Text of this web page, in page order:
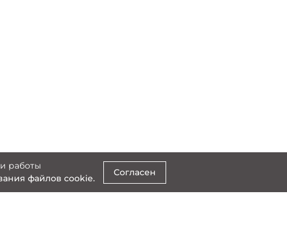
работы
файлов cookie.
Согласен